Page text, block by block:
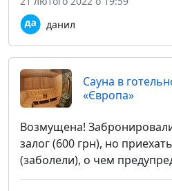
данил
Сауна в
«Європа»
Возмущена!
залог (600 грн), но
(заболели), о чем